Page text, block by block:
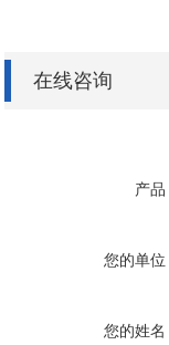
在线咨询
产品
您的单位
您的姓名